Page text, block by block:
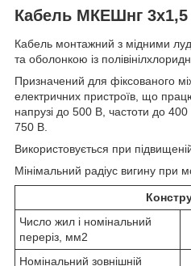
Кабель МКЕШнг 3х1,5
Кабель монтажний з мідними
та оболонкою із
Призначений для фіксованого
електричних пристроїв, що
напрузі до 500 В, частоти до 400
750 В.
Використовується при
Мінімальний радіус вигину при
Число жил і номінальний
переріз, мм2
Номінальний зовнішній